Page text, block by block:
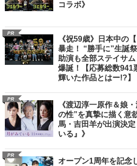
コラボ》
PR
《祝59歳》日本中の
暴走！ “勝手に”生誕
助演も全部ステイサム
爆誕！【応募総数941
輝いた作品とはー!?】
PR
《渡辺淳一原作＆娘
の性”を真摯に描く意
馬・吉田羊が出演決
いる』》
PR
オープン1周年を記念